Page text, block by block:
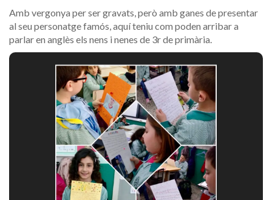
Amb vergonya per ser gravats, però amb ganes de presentar
al seu personatge famós, aquí teniu com poden arribar a
parlar en anglès els nens i nenes de 3r de primària.